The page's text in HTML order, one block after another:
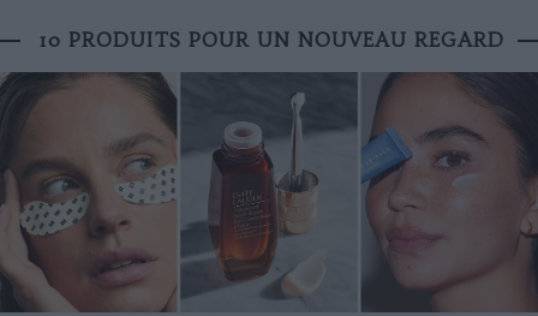
10 PRODUITS POUR UN NOUVEAU REGARD